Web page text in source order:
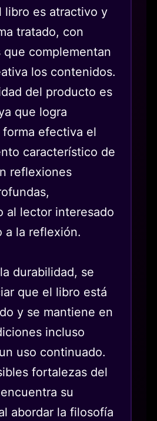
libro es atractivo y
tratado, con
que complementan
los contenidos.
del producto es
que logra
efectiva el
característico de
reflexiones
al lector interesado
a la reflexión.
durabilidad, se
que el libro está
y se mantiene en
incluso
uso continuado.
fortalezas del
su
abordar la filosofía